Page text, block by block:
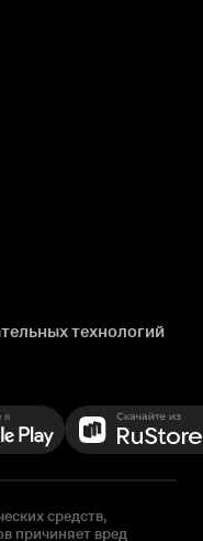
технологий
средств,
причиняет вред